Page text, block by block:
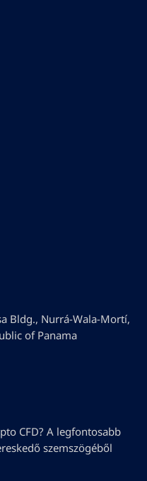
Bldg., Nurrá-Wala-Mortí,
of Panama
CFD? A legfontosabb
szemszögéből